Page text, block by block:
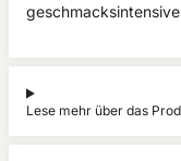
Lese mehr über das